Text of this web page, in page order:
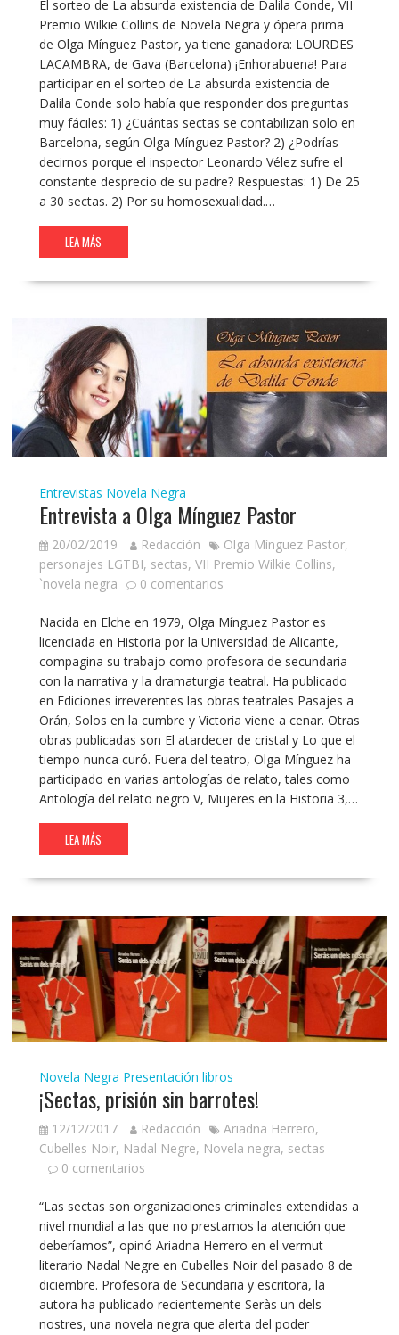
El sorteo de La absurda existencia de Dalila Conde, VII
Premio Wilkie Collins de Novela Negra y ópera prima
de Olga Mínguez Pastor, ya tiene ganadora: LOURDES
LACAMBRA, de Gava (Barcelona) ¡Enhorabuena! Para
participar en el sorteo de La absurda existencia de
Dalila Conde solo había que responder dos preguntas
muy fáciles: 1) ¿Cuántas sectas se contabilizan solo en
Barcelona, según Olga Mínguez Pastor? 2) ¿Podrías
decirnos porque el inspector Leonardo Vélez sufre el
constante desprecio de su padre? Respuestas: 1) De 25
a 30 sectas. 2) Por su homosexualidad.…
LEA MÁS
Entrevistas Novela Negra
Entrevista a Olga Mínguez Pastor
20/02/2019 Redacción Olga Mínguez Pastor,
personajes LGTBI, sectas, VII Premio Wilkie Collins,
`novela negra
0 comentarios
Nacida en Elche en 1979, Olga Mínguez Pastor es
licenciada en Historia por la Universidad de Alicante,
compagina su trabajo como profesora de secundaria
con la narrativa y la dramaturgia teatral. Ha publicado
en Ediciones irreverentes las obras teatrales Pasajes a
Orán, Solos en la cumbre y Victoria viene a cenar. Otras
obras publicadas son El atardecer de cristal y Lo que el
tiempo nunca curó. Fuera del teatro, Olga Mínguez ha
participado en varias antologías de relato, tales como
Antología del relato negro V, Mujeres en la Historia 3,…
LEA MÁS
Novela Negra Presentación libros
¡Sectas, prisión sin barrotes!
12/12/2017 Redacción Ariadna Herrero,
Cubelles Noir, Nadal Negre, Novela negra, sectas
0 comentarios
“Las sectas son organizaciones criminales extendidas a
nivel mundial a las que no prestamos la atención que
deberíamos”, opinó Ariadna Herrero en el vermut
literario Nadal Negre en Cubelles Noir del pasado 8 de
diciembre. Profesora de Secundaria y escritora, la
autora ha publicado recientemente Seràs un dels
nostres, una novela negra que alerta del poder